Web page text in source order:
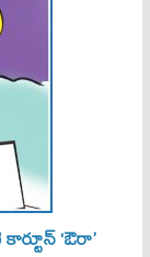
‘ఔరా’